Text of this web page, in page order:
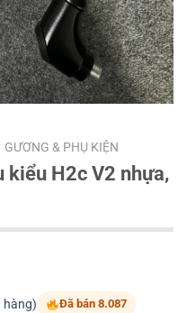
GƯƠNG & PHỤ KIỆN
kiểu H2c V2 nhựa,
hàng) Đã bán 8.087